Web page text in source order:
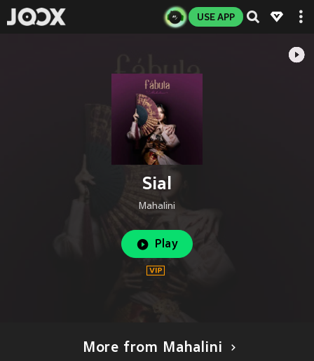
USE APP
Sial
Mahalini
Play
More from Mahalini